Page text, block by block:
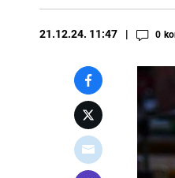
21.12.24. 11:47 0